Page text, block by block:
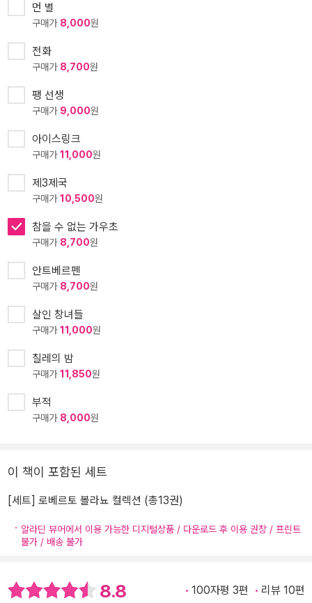
먼 별
구매가 8,000원
전화
구매가 8,700원
팽 선생
구매가 9,000원
아이스링크
구매가11,000원
제3제국
구매가10,500원
참을 수 없는 가우초
구매가 8,700원
안트베르펜
구매가 8,700원
살인 창녀들
구매가11,000원
칠레의 밤
구매가11,850원
부적
구매가 8,000원
이 책이 포함된 세트
[세트] 로베르토 볼라뇨 컬렉션 (총13권)
알라딘 뷰어에서 이용 가능한 디지털상품 / 다운로드 후 이용 권장 / 프린트
불가 / 배송 불가
8.8 100자평 3편 리뷰 10편